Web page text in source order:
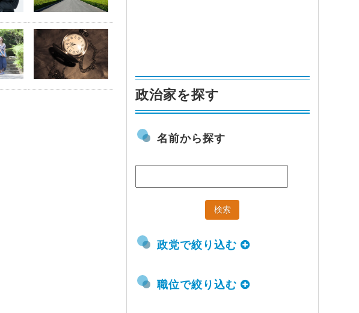
政治家を探す
名前から探す
政党で絞り込む
職位で絞り込む